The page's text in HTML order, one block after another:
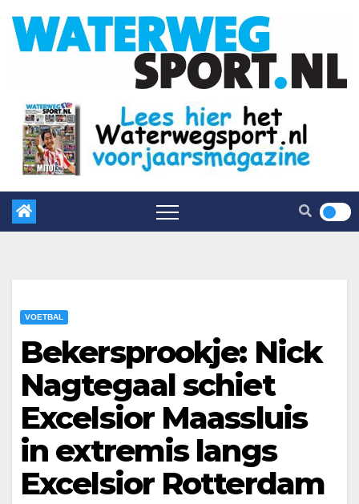
VOETBAL
Bekersprookje: Nick
Nagtegaal schiet
Excelsior Maassluis
in extremis langs
Excelsior Rotterdam